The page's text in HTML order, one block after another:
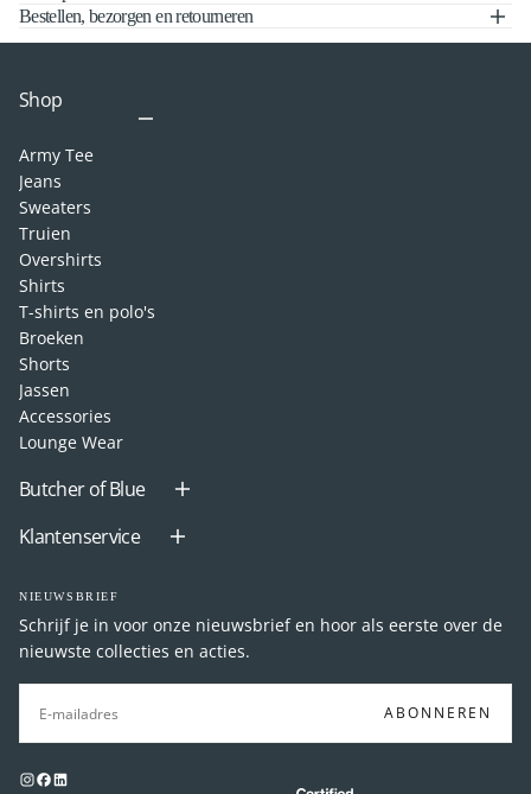
Bestellen, bezorgen en retourneren
Shop
Army Tee
Jeans
Sweaters
Truien
Overshirts
Shirts
T-shirts en polo's
Broeken
Shorts
Jassen
Accessories
Lounge Wear
Butcher of Blue
Klantenservice
NIEUWSBRIEF
Schrijf je in voor onze nieuwsbrief en hoor als eerste over de
nieuwste collecties en acties.
MAIL
ABONNEREN